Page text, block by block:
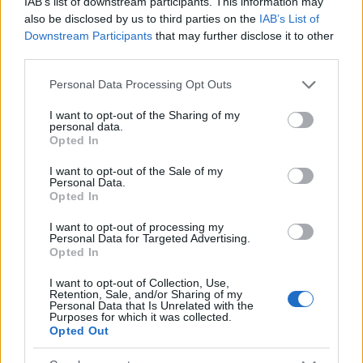
also be disclosed by us to third parties on the IAB’s List of
Downstream Participants that may further disclose it to other
Please note that this website/app uses one or more Google
not limited to your visit or usage behaviour. You may click to
grant or deny consent to Google and its third-party tags to
use your data for below specified purposes in below Google
consent section.
Personal Data Processing Opt Outs
I want to opt-out of the Sharing of my
personal data.
Opted In
I want to opt-out of the Sale of my
Personal Data.
Opted In
I want to opt-out of processing my
Personal Data for Targeted Advertising.
Opted In
I want to opt-out of Collection, Use,
Retention, Sale, and/or Sharing of my
Personal Data that Is Unrelated with the
Purposes for which it was collected.
Opted Out
ΕΛΛΆΔΑ
Ισχυροί άνεμοι έως 9 μποφόρ και πολύ υψηλές
ημέρες
ΑΝΑΡΤΗΘΗΚΕ ΑΠΟΕΛΕΑΝΑ ΖΑΜΠΑΡΑ 8 ΑΥΓΟΎΣΤΟΥ 2026